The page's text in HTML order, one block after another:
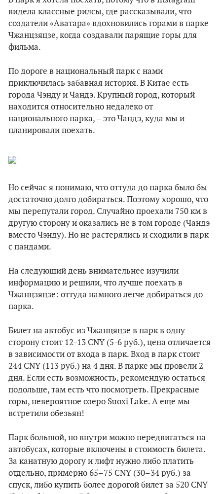
видела классные рилсы, где рассказывали, что
создатели «Аватара» вдохновились горами в парке
Чжанцзяцзе, когда создавали парящие горы для
фильма.
По дороге в национальный парк с нами
приключилась забавная история. В Китае есть
города Чэнду и Чандэ. Крупный город, который
находится относительно недалеко от
национального парка, – это Чандэ, куда мы и
планировали поехать.
Но сейчас я понимаю, что оттуда до парка было бы
достаточно долго добираться. Поэтому хорошо, что
мы перепутали город. Случайно проехали 750 км в
другую сторону и оказались не в том городе (Чандэ
вместо Чэнду). Но не растерялись и сходили в парк
с пандами.
На следующий день внимательнее изучили
информацию и решили, что лучше поехать в
Чжанцзяцзе: оттуда намного легче добираться до
парка.
Билет на автобус из Чжанцяцзе в парк в одну
сторону стоит 12-13 CNY (5-6 руб.), цена отличается
в зависимости от входа в парк. Вход в парк стоит
244 CNY (113 руб.) на 4 дня. В парке мы провели 2
дня. Если есть возможность, рекомендую остаться
подольше, там есть что посмотреть. Прекрасные
горы, невероятное озеро Suoxi Lake. А еще мы
встретили обезьян!
Парк большой, но внутри можно передвигаться на
автобусах, которые включены в стоимость билета.
За канатную дорогу и лифт нужно либо платить
отдельно, примерно 65–75 CNY (30–34 руб.) за
спуск, либо купить более дорогой билет за 520 CNY